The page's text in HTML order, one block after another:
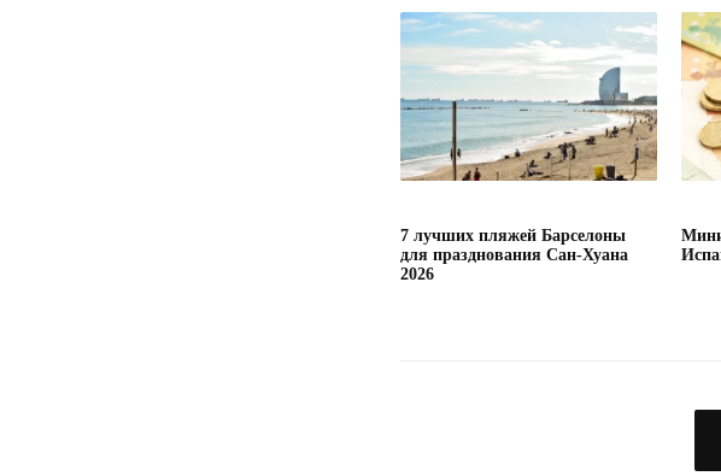
7 лучших пляжей Барселоны
для празднования Сан-Хуана
2026